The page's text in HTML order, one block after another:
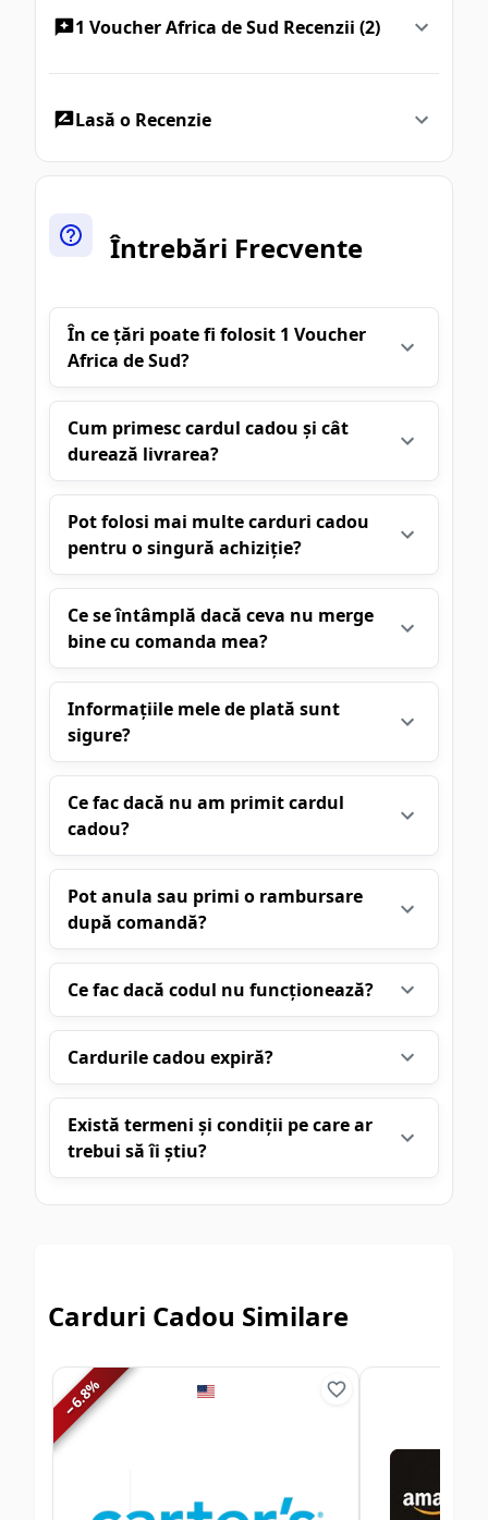
1 Voucher Africa de Sud Recenzii (2)
Lasă o Recenzie
Întrebări Frecvente
În ce țări poate fi folosit 1 Voucher
Africa de Sud?
Cum primesc cardul cadou și cât
durează livrarea?
Pot folosi mai multe carduri cadou
pentru o singură achiziție?
Ce se întâmplă dacă ceva nu merge
bine cu comanda mea?
Informațiile mele de plată sunt
sigure?
Ce fac dacă nu am primit cardul
cadou?
Pot anula sau primi o rambursare
după comandă?
Ce fac dacă codul nu funcționează?
Cardurile cadou expiră?
Există termeni și condiții pe care ar
trebui să îi știu?
Carduri Cadou Similare
−
6.8
%